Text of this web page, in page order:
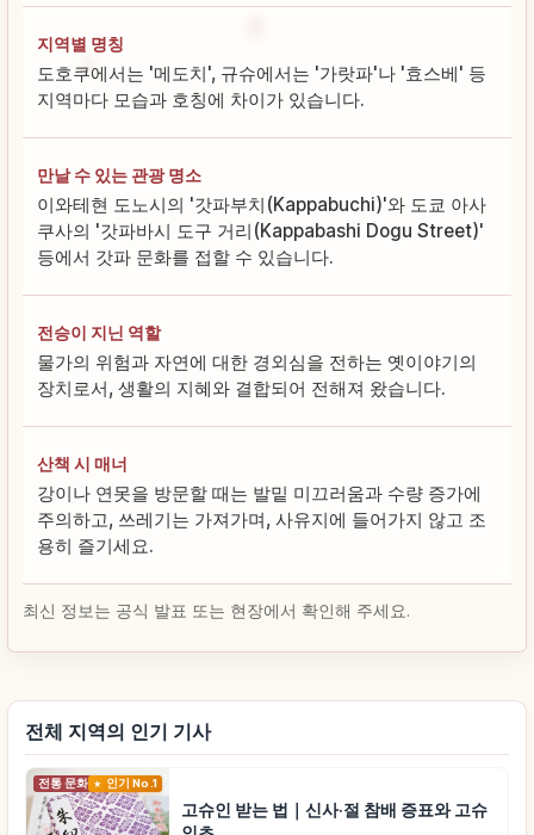
지역별 명칭
도호쿠에서는 '메도치', 규슈에서는 '가랏파'나 '효스베' 등
지역마다 모습과 호칭에 차이가 있습니다.
만날 수 있는 관광 명소
이와테현 도노시의 '갓파부치(Kappabuchi)'와 도쿄 아사
쿠사의 '갓파바시 도구 거리(Kappabashi Dogu Street)'
등에서 갓파 문화를 접할 수 있습니다.
전승이 지닌 역할
물가의 위험과 자연에 대한 경외심을 전하는 옛이야기의
장치로서, 생활의 지혜와 결합되어 전해져 왔습니다.
산책 시 매너
강이나 연못을 방문할 때는 발밑 미끄러움과 수량 증가에
주의하고, 쓰레기는 가져가며, 사유지에 들어가지 않고 조
용히 즐기세요.
최신 정보는 공식 발표 또는 현장에서 확인해 주세요.
전체 지역의 인기 기사
전통 문화 인기 No.1
고슈인 받는 법｜신사·절 참배 증표와 고슈